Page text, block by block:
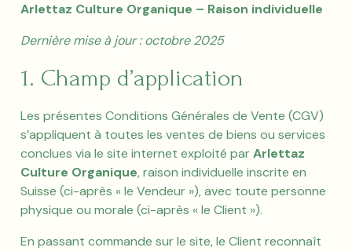
Arlettaz Culture Organique – Raison individuelle
Dernière mise à jour : octobre 2025
1. Champ d’application
Les présentes Conditions Générales de Vente (CGV)
s’appliquent à toutes les ventes de biens ou services
conclues via le site internet exploité parArlettaz
Culture Organique, raison individuelle inscrite en
Suisse (ci-après « le Vendeur »), avec toute personne
physique ou morale (ci-après « le Client »).
En passant commande sur le site, le Client reconnaît